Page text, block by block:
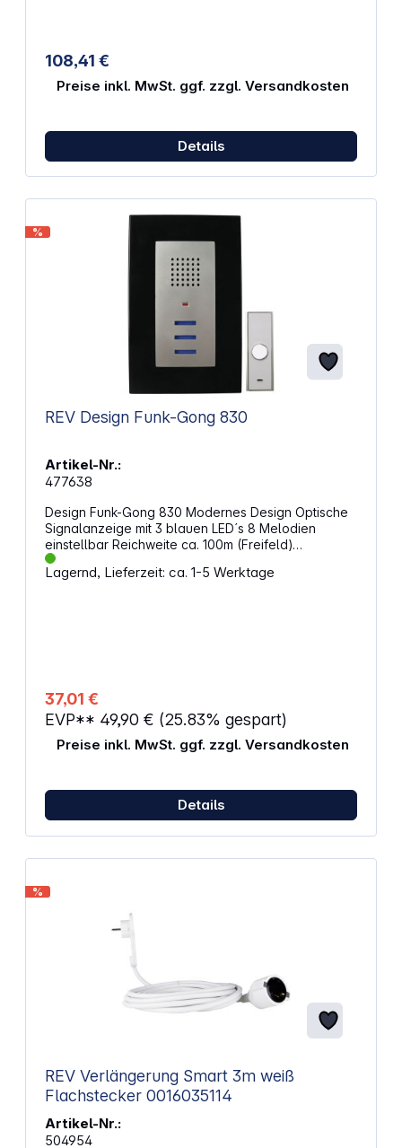
108,41 €
Preise inkl. MwSt. ggf. zzgl. Versandkosten
Details
%
REV Design Funk-Gong 830
Artikel-Nr.:
477638
Design Funk-Gong 830 Modernes Design Optische
Signalanzeige mit 3 blauen LED´s 8 Melodien
einstellbar Reichweite ca. 100m (Freifeld)
Automatische Codewahl (256 Codes) Lautstärke 75
- 88 dB Ohne Installation - sofort betriebsbereit
Lagernd, Lieferzeit: ca. 1-5 Werktage
37,01 €
EVP** 49,90 € (25.83% gespart)
Preise inkl. MwSt. ggf. zzgl. Versandkosten
Details
%
REV Verlängerung Smart 3m weiß
Flachstecker 0016035114
Artikel-Nr.:
504954